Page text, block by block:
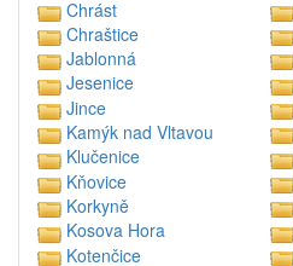
Chrást
Chraštice
Jablonná
Jesenice
Jince
Kamýk nad Vltavou
Klučenice
Kňovice
Korkyně
Kosova Hora
Kotenčice